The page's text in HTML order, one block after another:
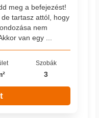
meg a befejezést!
tartasz attól, hogy
nem
van egy ...
Szobák
3